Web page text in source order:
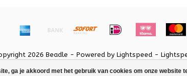
ga je akkoord met het gebruik van cookies om onze website
2026 Beadle - Powered by Lightspeed -